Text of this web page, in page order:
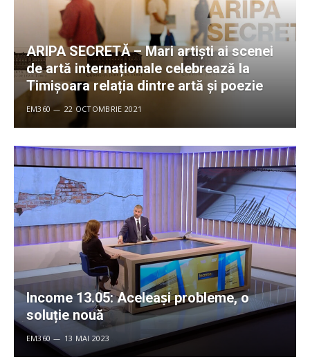
ARIPA SECRETĂ – Mari artiști ai scenei
de artă internaționale celebrează la
Timișoara relația dintre artă și poezie
EM360 22 OCTOMBRIE 2021
Income 13.05: Aceleaṣi probleme, o
soluție nouă
EM360 13 MAI 2023